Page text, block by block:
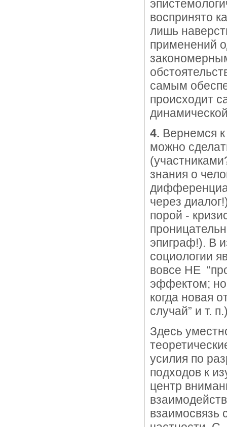
воспринято
лишь
применений
самым
происходит
4. Вернемся
можно
знания о
через
порой -
эпиграф!). В
социологии
вовсе НЕ
эффектом; но
когда новая
случай” и т.
Здесь
усилия по
подходов к
центр
взаимосвязь